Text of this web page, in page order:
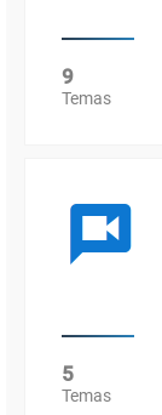
9
Temas
5
Temas